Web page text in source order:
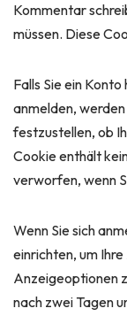
Kommentar
müssen. Diese
Falls Sie ein
anmelden,
festzustellen, ob
Cookie enthält
verworfen, wenn
Wenn Sie sich
einrichten, um
Anzeigeoptionen
nach zwei Tagen